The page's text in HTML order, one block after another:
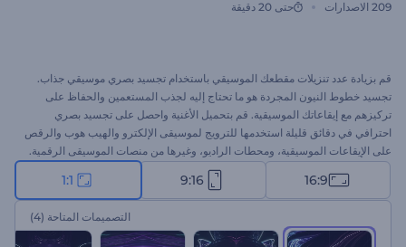
209 الاصدارات حتى 20 دقيقة
قم بزيادة عدد تنزيلات مقطعك الموسيقي باستخدام تجسيد بصري موسيقي جذاب.
تجسيد خطوط النيون المجردة هو ما تحتاج إليه لجذب المستعمين والحفاظ على
تركيزهم مع إيقاعاتك الموسيقية. قم بتحميل الأغنية واحصل على تجسيد بصري
احترافي في دقائق قليلة استخدمها للترويج لموسيقى الإلكترو والهيب هوب والرقص
على الإيقاعات الموسيقية، ومحطات الراديو، وغيرها من منصات الموسيقى الرقمية.
مثالية ومناسبة للأغاني الأحادية والترويج للألبومات الموسيقية، وأغلفة قوائم
التشغيل، وغيرها من المشروعات. جرب الآن، مجانًا.
16:9
9:16
1:1
التصميمات المتاحة (4)